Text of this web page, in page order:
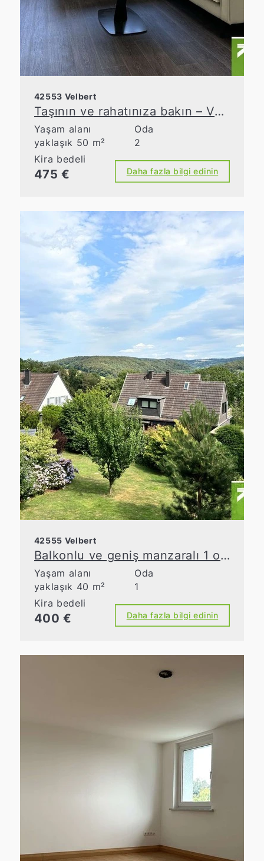
42553 Velbert
Taşının ve rahatınıza bakın – Velbert-Neviges’te tamamen mobilyalı eski bir apartman dairesi
Yaşam alanı
yaklaşık 50 m²
Oda
2
Kira bedeli
475 € Daha fazla bilgi edinin
42555 Velbert
Balkonlu ve geniş manzaralı 1 odalı daire
Yaşam alanı
yaklaşık 40 m²
Oda
1
Kira bedeli
400 € Daha fazla bilgi edinin